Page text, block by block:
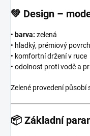
💚 Design –
• barva: zelená
• hladký, prémiový povrch
• komfortní držení v ruce
• odolnost proti vodě a
Zelené provedení působí
📦 Základní